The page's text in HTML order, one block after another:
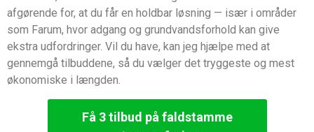
afgørende for, at du får en holdbar løsning — især i områder
som Farum, hvor adgang og grundvandsforhold kan give
ekstra udfordringer. Vil du have, kan jeg hjælpe med at
gennemgå tilbuddene, så du vælger det tryggeste og mest
økonomiske i længden.
Få 3 tilbud på faldstamme